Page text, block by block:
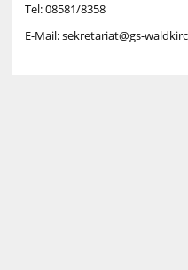
Tel: 08581/8358
E-Mail: sekretariat@gs-